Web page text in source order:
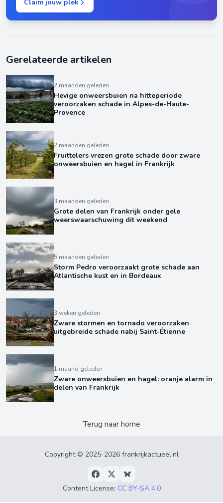
Claim jouw plek
Gerelateerde artikelen
2 maanden geleden
Hevige onweersbuien na hitteperiode
veroorzaken schade in Alpes-de-Haute-
Provence
2 maanden geleden
Fruittelers vrezen grote schade door zware
onweersbuien en hagel in Frankrijk
3 maanden geleden
Grote delen van Frankrijk onder gele
weerswaarschuwing dit weekend
5 maanden geleden
Storm Pedro veroorzaakt grote schade aan
Atlantische kust en in Bordeaux
3 weken geleden
Zware stormen en tornado veroorzaken
uitgebreide schade nabij Saint-Étienne
1 maand geleden
Zware onweersbuien en hagel: oranje alarm in
delen van Frankrijk
Terug naar home
Copyright © 2025-2026 frankrijkactueel.nl
Content License: CC BY-SA 4.0